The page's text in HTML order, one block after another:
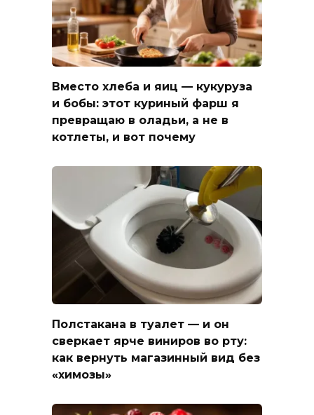
Вместо хлеба и яиц — кукуруза
и бобы: этот куриный фарш я
превращаю в оладьи, а не в
котлеты, и вот почему
Полстакана в туалет — и он
сверкает ярче виниров во рту:
как вернуть магазинный вид без
«химозы»